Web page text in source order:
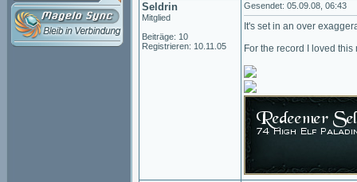
Seldrin
Mitglied
Beiträge: 10
Registrieren: 10.11.05
Gesendet: 05.09.08, 06:43
It's set in an over
For the record I loved